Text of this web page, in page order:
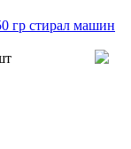
гр стирал машин